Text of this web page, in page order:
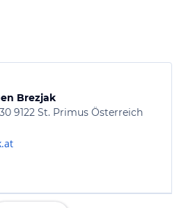
Brezjak
9122 St. Primus Österreich